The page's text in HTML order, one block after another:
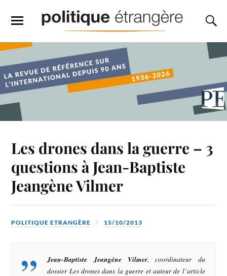
Les drones dans la guerre – 3
questions à Jean-Baptiste
Jeangène Vilmer
POLITIQUE ETRANGÈRE 15/10/2013
Jean-Baptiste Jeangène Vilmer, coordinateur du
dossier Les drones dans la guerre et auteur de l’article